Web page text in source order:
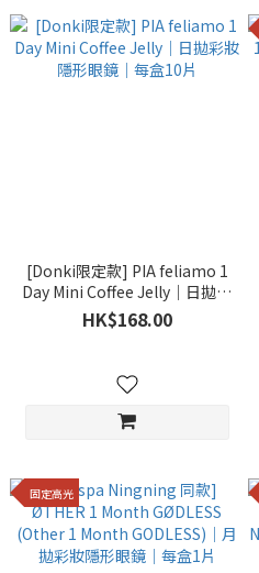
[Donki限定款] PIA feliamo 1
Day Mini Coffee Jelly｜日拋彩
妝隱形眼鏡｜每盒10片
HK$168.00
固定高光